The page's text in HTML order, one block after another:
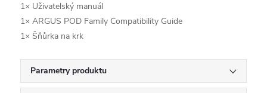
1× Uživatelský manuál
1× ARGUS POD Family Compatibility Guide
1× Šňůrka na krk
Parametry produktu